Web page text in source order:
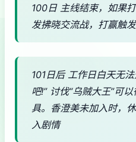
100日 主线结束，如果
发拂晓交流战，打赢触
101日后 工作日白天无
吧!” 讨伐“乌贼大王”可
具。香澄美未加入时，
入剧情